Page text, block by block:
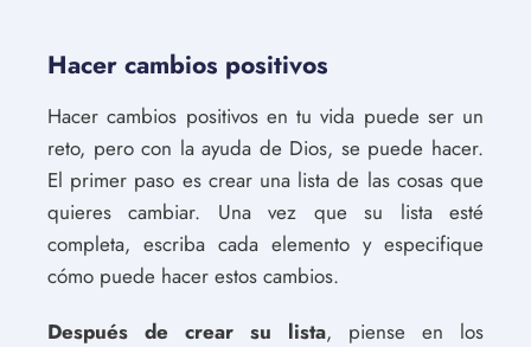
Hacer cambios positivos
Hacer cambios positivos en tu vida puede ser un
reto, pero con la ayuda de Dios, se puede hacer.
El primer paso es crear una lista de las cosas que
quieres cambiar. Una vez que su lista esté
completa, escriba cada elemento y especifique
cómo puede hacer estos cambios.
Después de crear su lista, piense en los